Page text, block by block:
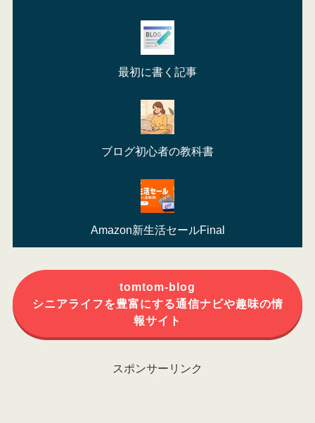
最初に書く記事
ブログ初心者の教科書
Amazon新生活セールFinal
tomtom-blog
シニアライフを豊富にする通信ナビや趣味の情
報サイト
スポンサーリンク